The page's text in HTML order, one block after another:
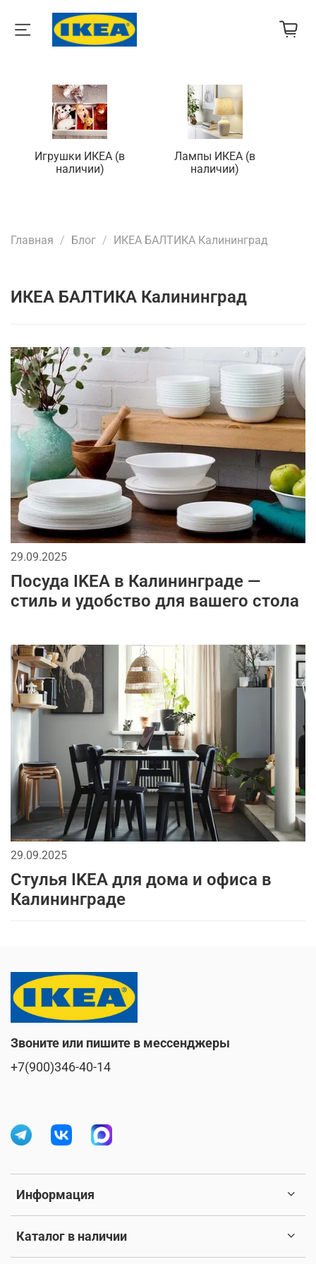
Игрушки ИКЕА (в
наличии)
Лампы ИКЕА (в
наличии)
Главная Блог ИКЕА БАЛТИКА Калининград
ИКЕА БАЛТИКА Калининград
29.09.2025
Посуда IKEA в Калининграде —
стиль и удобство для вашего стола
29.09.2025
Стулья IKEA для дома и офиса в
Калининграде
Информация
Каталог в наличии
Звоните или пишите в мессенджеры
+7(900)346-40-14